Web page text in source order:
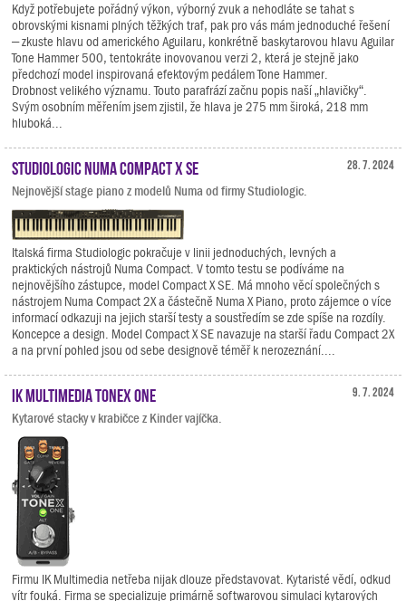
Když potřebujete pořádný výkon, výborný zvuk a nehodláte se tahat s
obrovskými kisnami plných těžkých traf, pak pro vás mám jednoduché řešení
– zkuste hlavu od amerického Aguilaru, konkrétně baskytarovou hlavu Aguilar
Tone Hammer 500, tentokráte inovovanou verzi 2, která je stejně jako
předchozí model inspirovaná efektovým pedálem Tone Hammer.
Drobnost velikého významu. Touto parafrází začnu popis naší „hlavičky“.
Svým osobním měřením jsem zjistil, že hlava je 275 mm široká, 218 mm
hluboká...
28. 7. 2024
Studiologic Numa Compact X SE
Nejnovější stage piano z modelů Numa od firmy Studiologic.
Italská firma Studiologic pokračuje v linii jednoduchých, levných a
praktických nástrojů Numa Compact. V tomto testu se podíváme na
nejnovějšího zástupce, model Compact X SE. Má mnoho věcí společných s
nástrojem Numa Compact 2X a částečně Numa X Piano, proto zájemce o více
informací odkazuji na jejich starší testy a soustředím se zde spíše na rozdíly.
Koncepce a design. Model Compact X SE navazuje na starší řadu Compact 2X
a na první pohled jsou od sebe designově téměř k nerozeznání....
9. 7. 2024
IK Multimedia TONEX ONE
Kytarové stacky v krabičce z Kinder vajíčka.
Firmu IK Multimedia netřeba nijak dlouze představovat. Kytaristé vědí, odkud
vítr fouká. Firma se specializuje primárně softwarovou simulaci kytarových